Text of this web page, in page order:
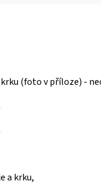
(foto v příloze) -
a krku,